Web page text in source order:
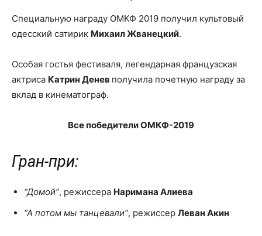
Специальную награду ОМКФ 2019 получил культовый
одесский сатирик Михаил Жванецкий.
Особая гостья фестиваля, легендарная французская
актриса Катрин Денев получила почетную награду за
вклад в кинематограф.
Все победители ОМКФ-2019
Гран-при:
“Домой”, режиссера Наримана Алиева
“А потом мы танцевали”, режиссер Леван Акин